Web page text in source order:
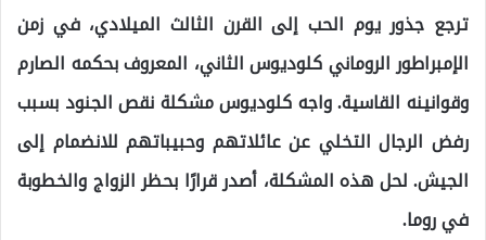
ترجع جذور يوم الحب إلى القرن الثالث الميلادي، في زمن
الإمبراطور الروماني كلوديوس الثاني، المعروف بحكمه الصارم
وقوانينه القاسية. واجه كلوديوس مشكلة نقص الجنود بسبب
رفض الرجال التخلي عن عائلاتهم وحبيباتهم للانضمام إلى
الجيش. لحل هذه المشكلة، أصدر قرارًا بحظر الزواج والخطوبة
في روما.